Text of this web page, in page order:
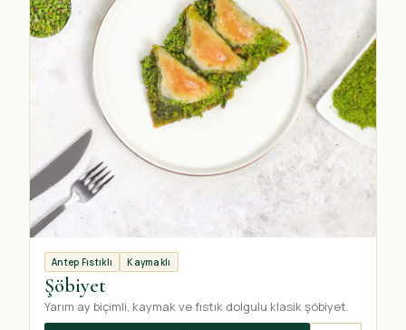
Antep Fıstıklı Kaymaklı
Şöbiyet
Yarım ay biçimli, kaymak ve fıstık dolgulu klasik şöbiyet.